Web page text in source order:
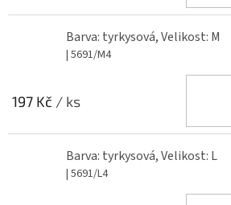
Barva: tyrkysová, Velikost: M
| 5691/M4
197 Kč / ks
Barva: tyrkysová, Velikost: L
| 5691/L4